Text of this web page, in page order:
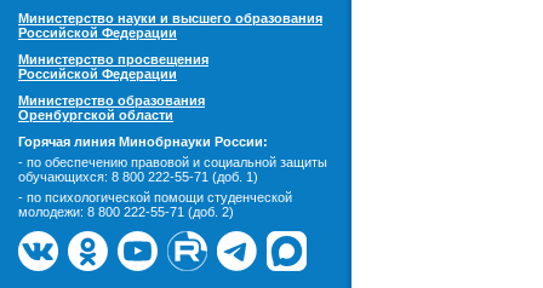
Министерство науки и высшего образования
Российской Федерации
Министерство просвещения
Российской Федерации
Министерство образования
Оренбургской области
Горячая линия Минобрнауки России:
- по обеспечению правовой и социальной защиты
обучающихся: 8 800 222-55-71 (доб. 1)
- по психологической помощи студенческой
молодежи: 8 800 222-55-71 (доб. 2)